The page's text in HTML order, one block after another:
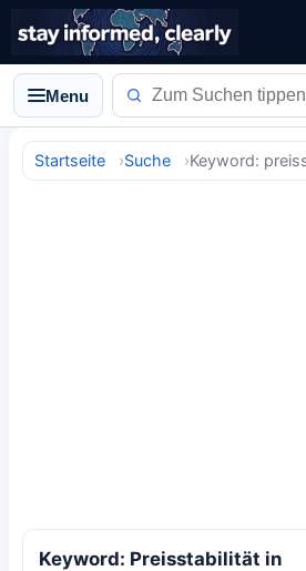
Menu
Startseite Suche
Keyword: Preisstabilität in